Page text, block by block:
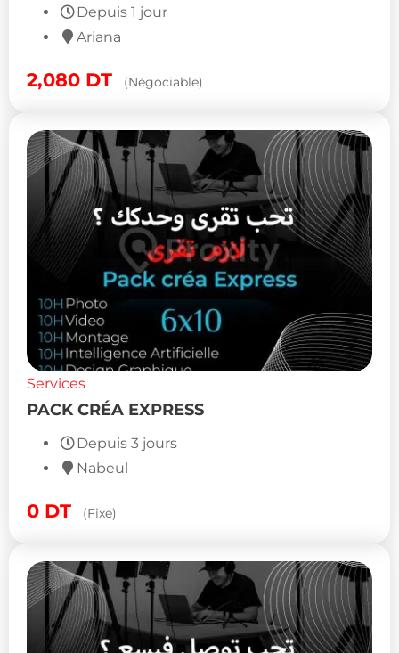
Depuis 1 jour
Ariana
2,080 DT (Négociable)
Services
PACK CRÉA EXPRESS
Depuis 3 jours
Nabeul
0 DT (Fixe)